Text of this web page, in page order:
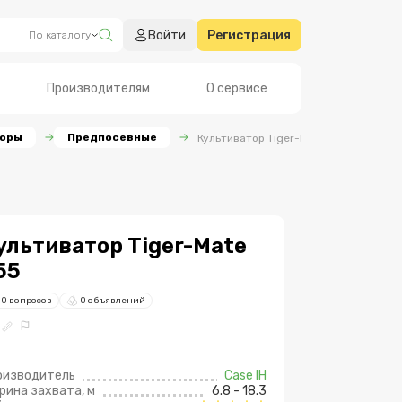
По каталогу Войти Регистрация
Производителям О сервисе
Предпосевные Культиватор Tiger-Mate 255
Tiger-Mate
0 вопросов 0 объявлений
Case IH
заxвата, м
6.8 - 18.3